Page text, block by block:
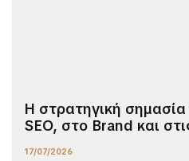
Η στρατηγική
SEO, στο Brand και
17/07/2026